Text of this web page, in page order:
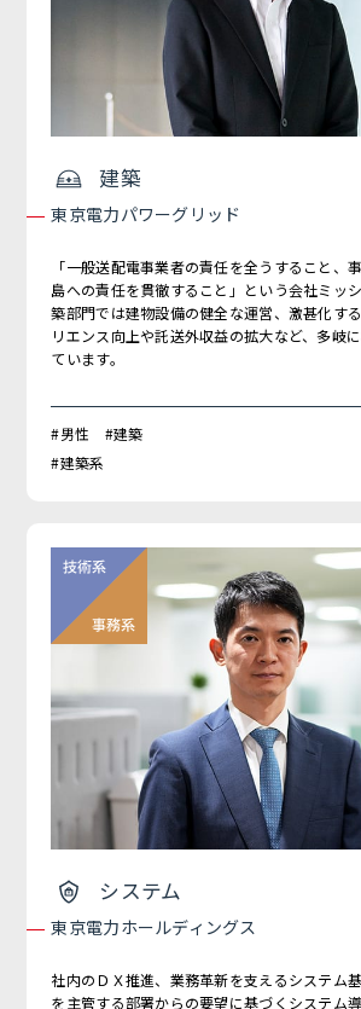
建築
東京電力パワーグリッド
「一般送配電事業者の責任を全うすること、
島への責任を貫徹すること」という会社ミッ
築部門では建物設備の健全な運営、激甚化す
リエンス向上や託送外収益の拡大など、多岐
ています。
#男性 #建築
#建築系
システム
東京電力ホールディングス
社内のＤＸ推進、業務革新を支えるシステム
を主管する部署からの要望に基づくシステム